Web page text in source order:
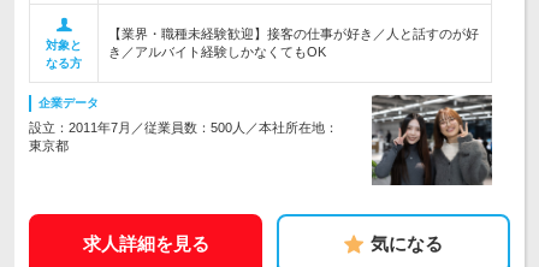
対象と
なる方
【業界・職種未経験歓迎】接客の仕事が好き／人と話すのが好
き／アルバイト経験しかなくてもOK
企業データ
設立：2011年7月／従業員数：500人／本社所在地：
東京都
求人詳細を見る 気になる